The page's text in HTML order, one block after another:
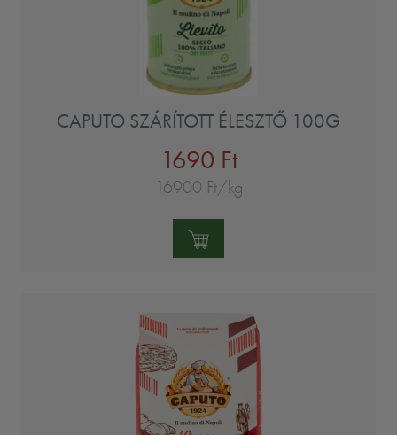
CAPUTO SZÁRÍTOTT ÉLESZTŐ 100G
1690 Ft
16900 Ft/kg
Mennyiség: